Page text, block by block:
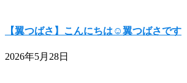
【翼つばさ】こんにちは☺翼つばさです
2026年5月28日